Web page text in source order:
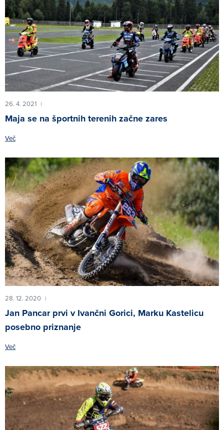
26. 4. 2021 |
Maja se na športnih terenih začne zares
Več
28. 12. 2020 |
Jan Pancar prvi v Ivančni Gorici, Marku Kastelicu
posebno priznanje
Več